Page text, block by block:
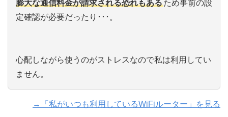
膨大な通信料金が請求される恐れもあるため事前の設
定確認が必要だったり･･･。
心配しながら使うのがストレスなので私は利用してい
ません。
→「私がいつも利用しているWiFiルーター」を見る